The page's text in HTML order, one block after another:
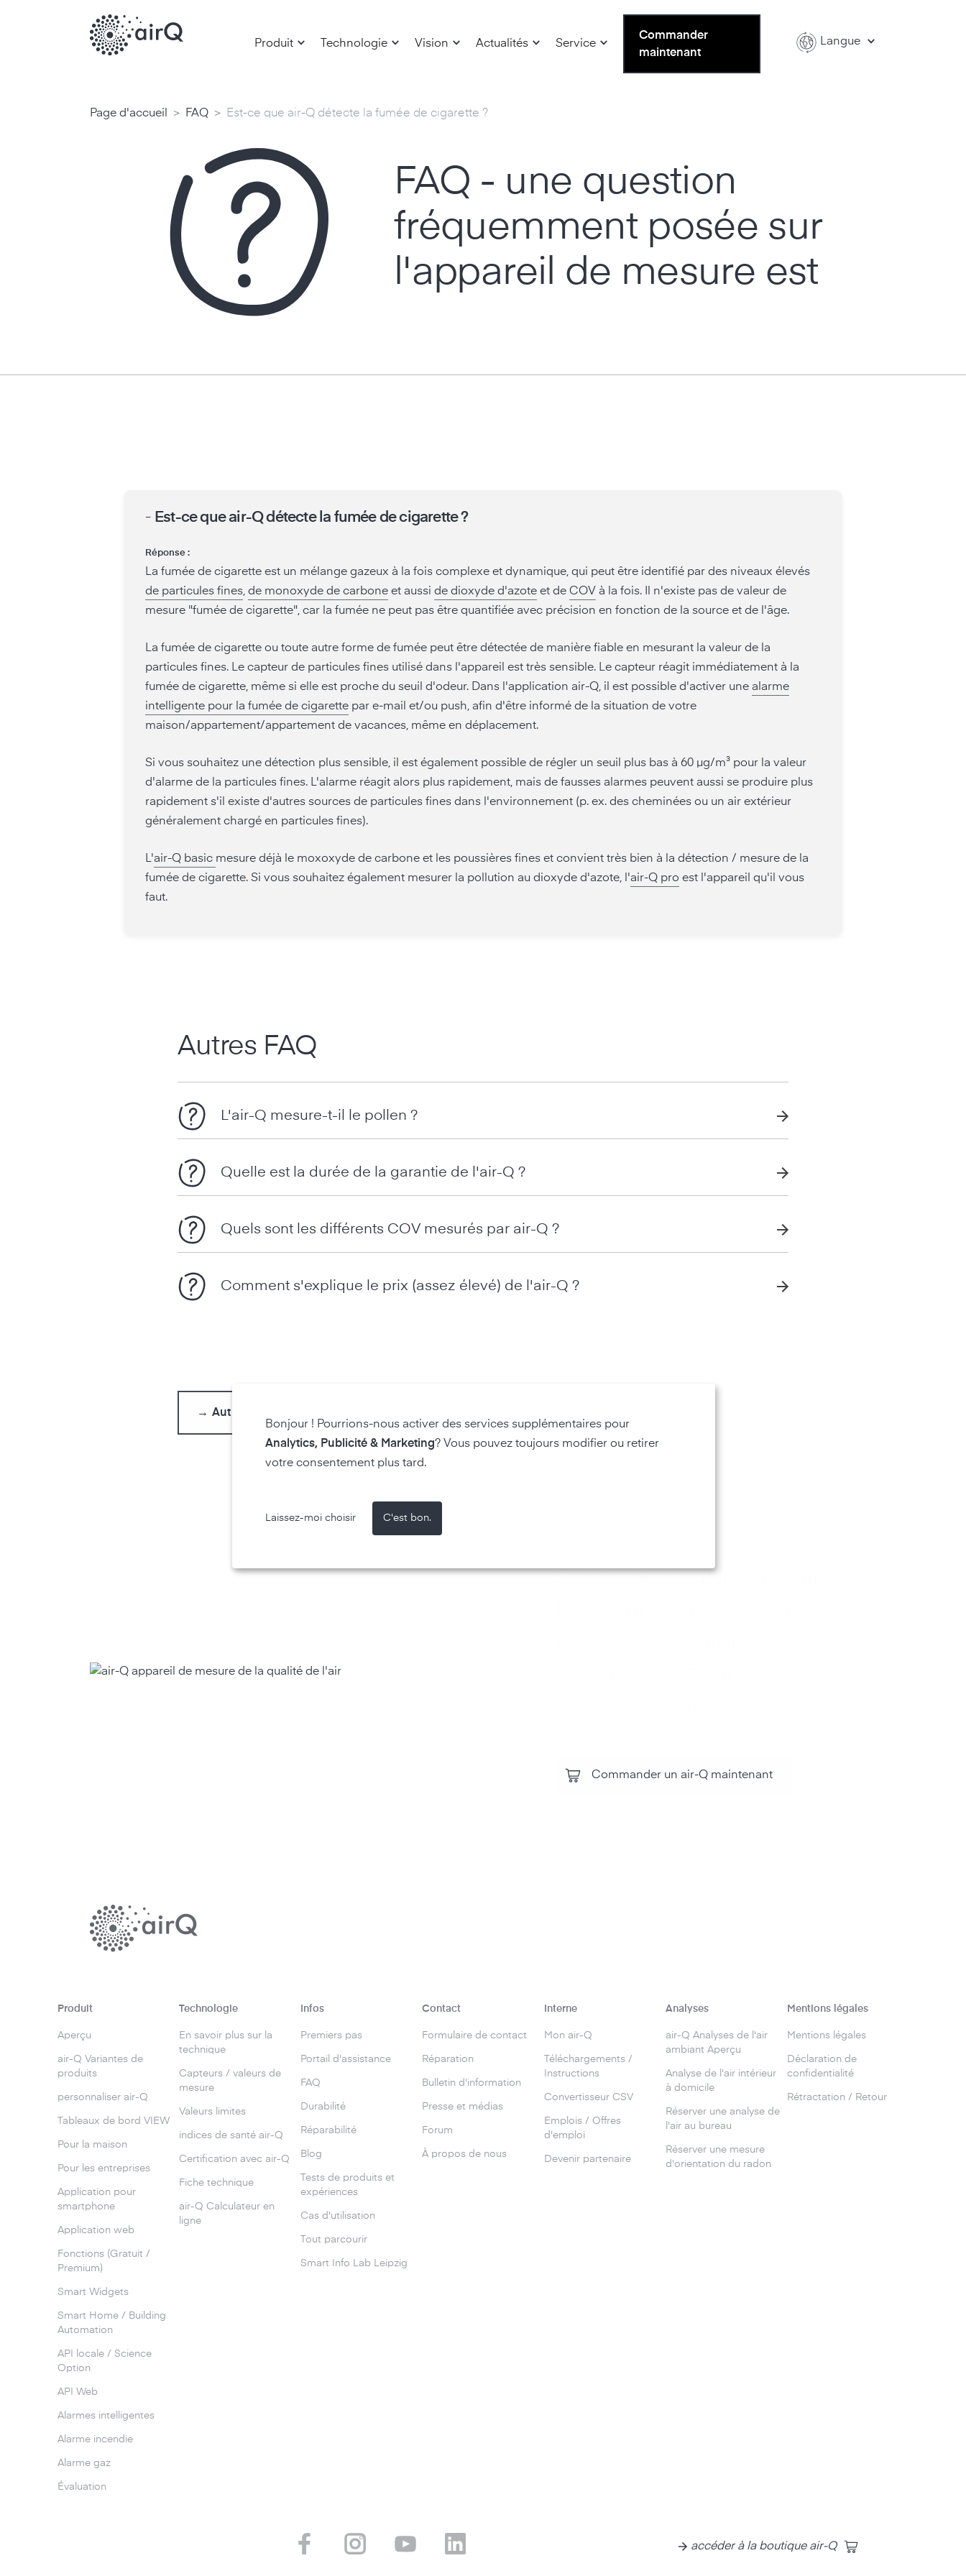
Produit Technologie Vision Actualités Service
Commander
maintenant
Langue
Page d'accueil > FAQ > Est-ce que air-Q détecte la fumée de cigarette ?
FAQ - une question
fréquemment posée sur
l'appareil de mesure est
- Est-ce que air-Q détecte la fumée de cigarette ?
Réponse :
La fumée de cigarette est un mélange gazeux à la fois complexe et dynamique, qui peut être identifié par des niveaux élevés
de particules fines, de monoxyde de carbone et aussi de dioxyde d'azote et de COV à la fois. Il n'existe pas de valeur de
mesure "fumée de cigarette", car la fumée ne peut pas être quantifiée avec précision en fonction de la source et de l'âge.
La fumée de cigarette ou toute autre forme de fumée peut être détectée de manière fiable en mesurant la valeur de la
particules fines. Le capteur de particules fines utilisé dans l'appareil est très sensible. Le capteur réagit immédiatement à la
fumée de cigarette, même si elle est proche du seuil d'odeur. Dans l'application air-Q, il est possible d'activer une alarme
intelligente pour la fumée de cigarette par e-mail et/ou push, afin d'être informé de la situation de votre
maison/appartement/appartement de vacances, même en déplacement.
Si vous souhaitez une détection plus sensible, il est également possible de régler un seuil plus bas à 60 µg/m³ pour la valeur
d'alarme de la particules fines. L'alarme réagit alors plus rapidement, mais de fausses alarmes peuvent aussi se produire plus
rapidement s'il existe d'autres sources de particules fines dans l'environnement (p. ex. des cheminées ou un air extérieur
généralement chargé en particules fines).
L'air-Q basic mesure déjà le moxoxyde de carbone et les poussières fines et convient très bien à la détection / mesure de la
fumée de cigarette. Si vous souhaitez également mesurer la pollution au dioxyde d'azote, l'air-Q pro est l'appareil qu'il vous
faut.
Autres FAQ
L'air-Q mesure-t-il le pollen ?
Quelle est la durée de la garantie de l'air-Q ?
Quels sont les différents COV mesurés par air-Q ?
Comment s'explique le prix (assez élevé) de l'air-Q ?
→ Autres FAQs
Surveiller la qualité de l'air, tous
Commander un air-Q maintenant
Produit
Aperçu
air-Q Variantes de
produits
personnaliser air-Q
Tableaux de bord VIEW
Pour la maison
Pour les entreprises
Application pour
smartphone
Application web
Fonctions (Gratuit /
Premium)
Smart Widgets
Smart Home / Building
Automation
API locale / Science
Option
API Web
Alarmes intelligentes
Alarme incendie
Alarme gaz
Évaluation
Technologie
En savoir plus sur la
technique
Capteurs / valeurs de
mesure
Valeurs limites
indices de santé air-Q
Certification avec air-Q
Fiche technique
air-Q Calculateur en
ligne
Infos
Premiers pas
Portail d'assistance
FAQ
Durabilité
Réparabilité
Blog
Tests de produits et
expériences
Cas d'utilisation
Tout parcourir
Smart Info Lab Leipzig
Contact
Formulaire de contact
Réparation
Bulletin d'information
Presse et médias
Forum
À propos de nous
Interne
Mon air-Q
Téléchargements /
Instructions
Convertisseur CSV
Emplois / Offres
d'emploi
Devenir partenaire
Analyses
air-Q Analyses de l'air
ambiant Aperçu
Analyse de l'air intérieur
à domicile
Réserver une analyse de
l'air au bureau
Réserver une mesure
d'orientation du radon
Mentions légales
Mentions légales
Déclaration de
confidentialité
Rétractation / Retour
accéder à la boutique air-Q
Bonjour ! Pourrions-nous activer des services supplémentaires pour
Analytics, Publicité & Marketing? Vous pouvez toujours modifier ou retirer
votre consentement plus tard.
Laissez-moi choisir C'est bon.